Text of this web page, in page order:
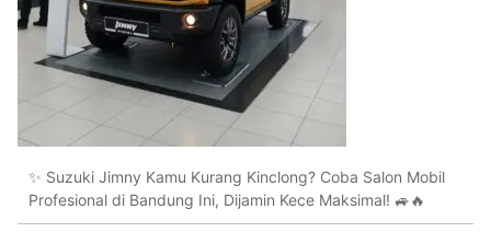
✨ Suzuki Jimny Kamu Kurang Kinclong? Coba Salon Mobil
Profesional di Bandung Ini, Dijamin Kece Maksimal! 🚙🔥